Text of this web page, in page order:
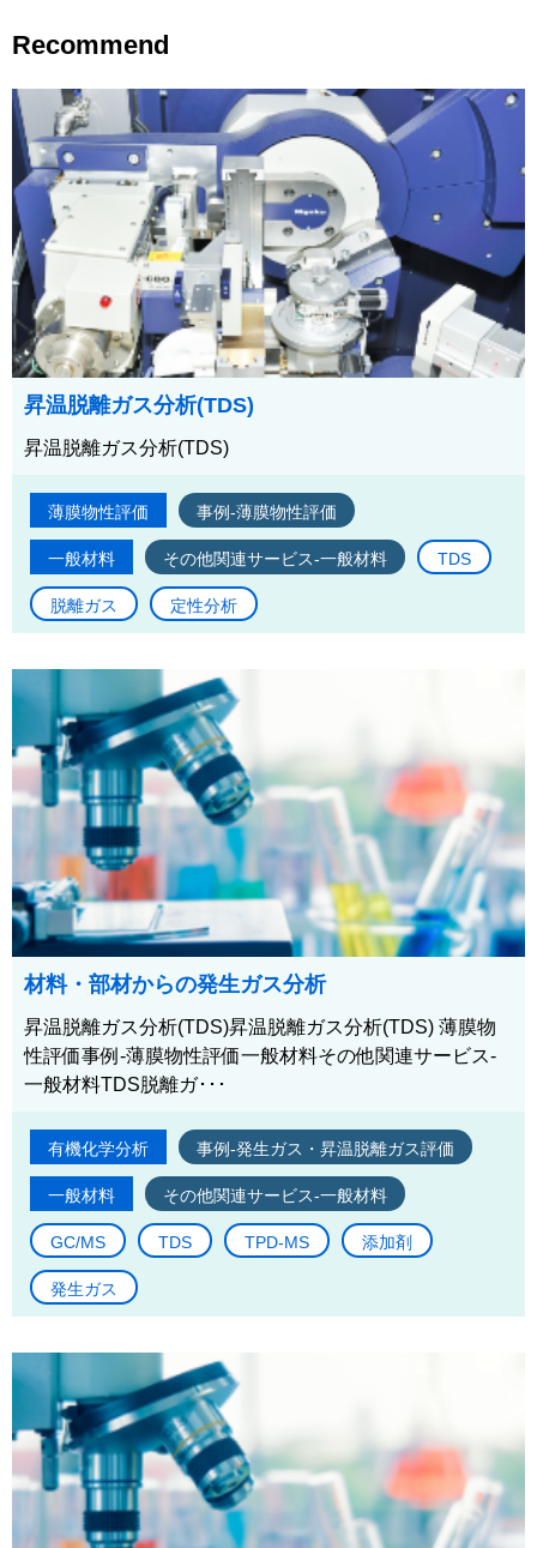
Recommend
昇温脱離ガス分析(TDS)
昇温脱離ガス分析(TDS)
薄膜物性評価 事例-薄膜物性評価
一般材料 その他関連サービス-一般材料 TDS
脱離ガス 定性分析
材料・部材からの発生ガス分析
昇温脱離ガス分析(TDS)昇温脱離ガス分析(TDS) 薄膜物
性評価事例-薄膜物性評価一般材料その他関連サービス-
一般材料TDS脱離ガ･･･
有機化学分析 事例-発生ガス・昇温脱離ガス評価
一般材料 その他関連サービス-一般材料
GC/MS TDS TPD-MS 添加剤
発生ガス